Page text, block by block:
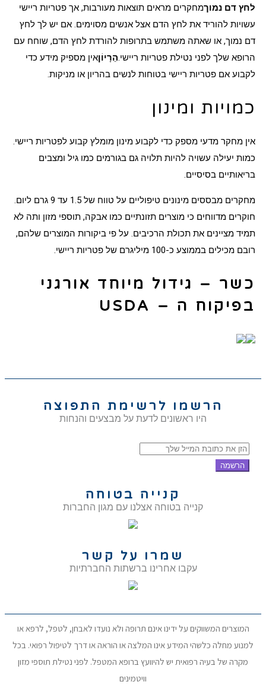
לחץ דם נמוךמחקרים מראים תוצאות מעורבות, אך פטריות ריישי
עשויות להוריד את לחץ הדם אצל אנשים מסוימים. אם יש לך לחץ
דם נמוך, או שאתה משתמש בתרופות להורדת לחץ הדם, שוחח עם
הרופא שלך לפני נטילת פטריות ריישי.הֵרָיוֹןאין מספיק מידע כדי
לקבוע אם פטריות ריישי בטוחות לנשים בהריון או מניקות.
כמויות ומינון
אין מחקר מדעי מספק כדי לקבוע מינון מומלץ קבוע לפטריות ריישי.
כמות יעילה עשויה להיות תלויה גם בגורמים כמו גיל ומצבים
בריאותיים בסיסיים.
מחקרים מבססים מינונים טיפוליים על טווח של 1.5 עד 9 גרם ליום.
חוקרים מדווחים כי מוצרים תזונתיים כמו אבקה, תוספי מזון ותה לא
תמיד מציינים את תכולת הרכיבים. על פי ביקורות המוצרים שלהם,
רובם מכילים בממוצע כ-100 מיליגרם של פטריות ריישי.
כשר – גידול מיוחד אורגני
בפיקוח ה – USDA
הרשמו לרשימת התפוצה
היו ראשונים לדעת על מבצעים והנחות
הרשמה
קנייה בטוחה
קנייה בטוחה אצלנו עם מגון החברות
שמרו על קשר
עקבו אחרינו ברשתות החברתיות
המוצרים המשווקים על ידינו אינם תרופה ולא נועדו לאבחן, לטפל, לרפא או
למנוע מחלה כלשהי המידע אינו המלצה או הוראה או דרך לטיפול רפואי. בכל
מקרה של בעיה רפואית יש להיוועץ ברופא המטפל. לפני נטילת תוספי מזון
וויטמינים